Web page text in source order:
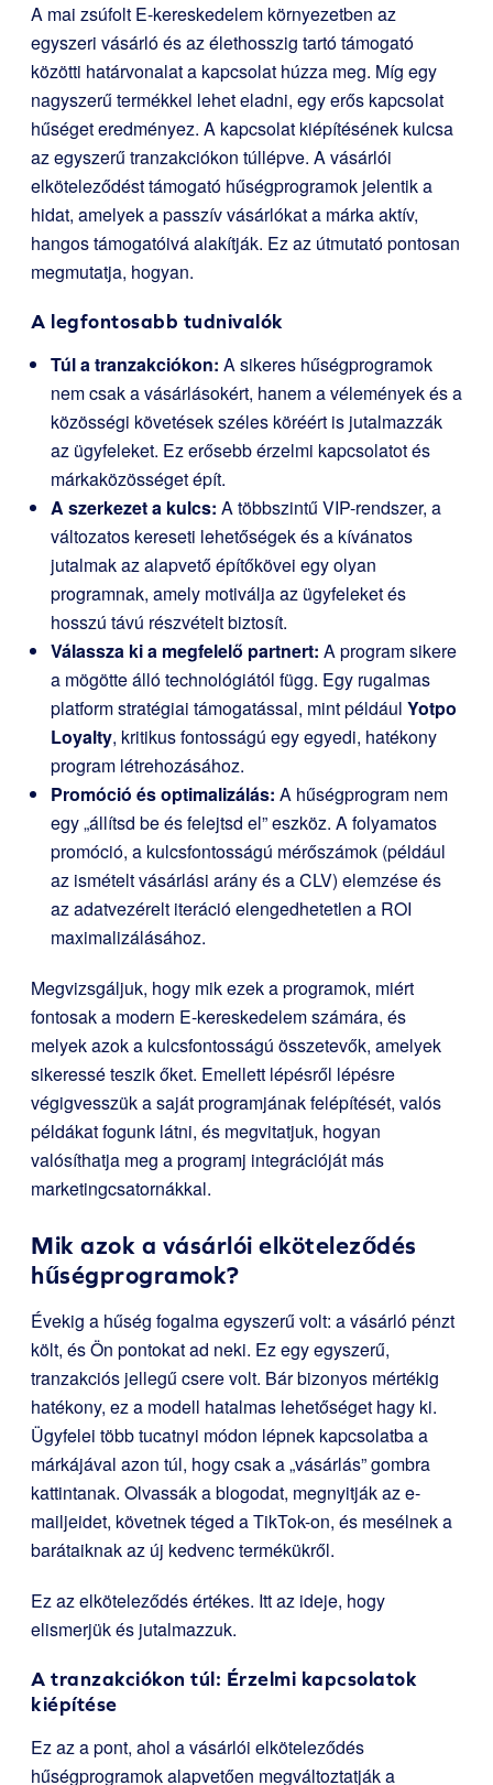
A mai zsúfolt E-kereskedelem környezetben az
egyszeri vásárló és az élethosszig tartó támogató
közötti határvonalat a kapcsolat húzza meg. Míg egy
nagyszerű termékkel lehet eladni, egy erős kapcsolat
hűséget eredményez. A kapcsolat kiépítésének kulcsa
az egyszerű tranzakciókon túllépve. A vásárlói
elköteleződést támogató hűségprogramok jelentik a
hidat, amelyek a passzív vásárlókat a márka aktív,
hangos támogatóivá alakítják. Ez az útmutató pontosan
megmutatja, hogyan.
A legfontosabb tudnivalók
Túl a tranzakciókon: A sikeres hűségprogramok
nem csak a vásárlásokért, hanem a vélemények és a
közösségi követések széles köréért is jutalmazzák
az ügyfeleket. Ez erősebb érzelmi kapcsolatot és
márkaközösséget épít.
A szerkezet a kulcs: A többszintű VIP-rendszer, a
változatos kereseti lehetőségek és a kívánatos
jutalmak az alapvető építőkövei egy olyan
programnak, amely motiválja az ügyfeleket és
hosszú távú részvételt biztosít.
Válassza ki a megfelelő partnert: A program sikere
a mögötte álló technológiától függ. Egy rugalmas
platform stratégiai támogatással, mint például Yotpo
Loyalty, kritikus fontosságú egy egyedi, hatékony
program létrehozásához.
Promóció és optimalizálás: A hűségprogram nem
egy „állítsd be és felejtsd el” eszköz. A folyamatos
promóció, a kulcsfontosságú mérőszámok (például
az ismételt vásárlási arány és a CLV) elemzése és
az adatvezérelt iteráció elengedhetetlen a ROI
maximalizálásához.
Megvizsgáljuk, hogy mik ezek a programok, miért
fontosak a modern E-kereskedelem számára, és
melyek azok a kulcsfontosságú összetevők, amelyek
sikeressé teszik őket. Emellett lépésről lépésre
végigvesszük a saját programjának felépítését, valós
példákat fogunk látni, és megvitatjuk, hogyan
valósíthatja meg a programj integrációját más
marketingcsatornákkal.
Mik azok a vásárlói elköteleződés
hűségprogramok?
Évekig a hűség fogalma egyszerű volt: a vásárló pénzt
költ, és Ön pontokat ad neki. Ez egy egyszerű,
tranzakciós jellegű csere volt. Bár bizonyos mértékig
hatékony, ez a modell hatalmas lehetőséget hagy ki.
Ügyfelei több tucatnyi módon lépnek kapcsolatba a
márkájával azon túl, hogy csak a „vásárlás” gombra
kattintanak. Olvassák a blogodat, megnyitják az e-
mailjeidet, követnek téged a TikTok-on, és mesélnek a
barátaiknak az új kedvenc termékükről.
Ez az elköteleződés értékes. Itt az ideje, hogy
elismerjük és jutalmazzuk.
A tranzakciókon túl: Érzelmi kapcsolatok
kiépítése
Ez az a pont, ahol a vásárlói elköteleződés
hűségprogramok alapvetően megváltoztatják a